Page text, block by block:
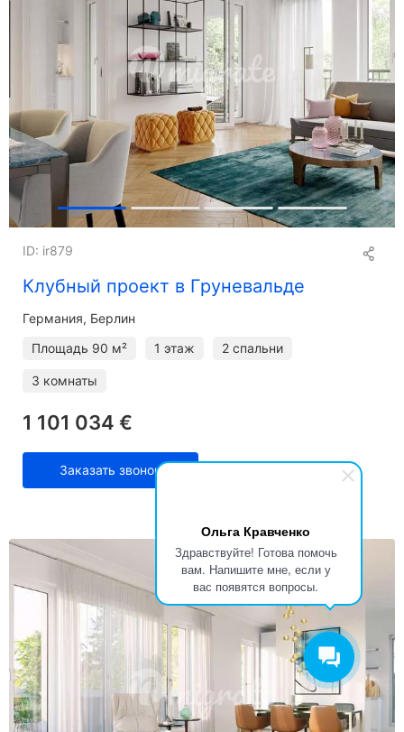
Ольга Кравченко
Здравствуйте! Готова помочь
вам. Напишите мне, если у
вас появятся вопросы.
Клубный проект в Груневальде
ID: ir879
Германия, Берлин
Площадь 90 м² 1 этаж 2 спальни
3 комнаты
1 101 034 €
Заказать звонок